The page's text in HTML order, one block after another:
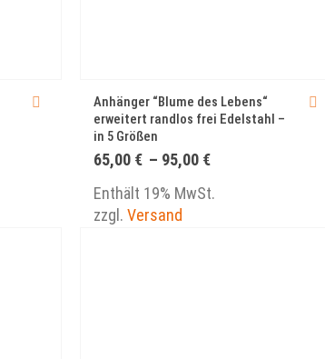
Anhänger “Blume des Lebens“
erweitert randlos frei Edelstahl –
in 5 Größen
65,00 € – 95,00 €
Enthält 19% MwSt.
zzgl. Versand